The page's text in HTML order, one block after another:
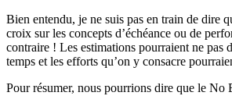
Bien entendu, je ne suis pas en train de dire
croix sur les concepts d’échéance ou de
contraire ! Les estimations pourraient ne pas
temps et les efforts qu’on y consacre
Pour résumer, nous pourrions dire que le No